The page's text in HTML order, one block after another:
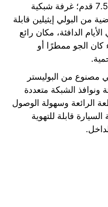
أشخاص مع ارتفاع يزيد عن 7.5 قدم؛ غرفة شبكية
مع أرضية من البولي إيثيلين قابلة
الدافئة، مكان رائع
كان الجو ممطرًا أو
مصنوع من البوليستر
ونوافذ الشبكة متعددة
الرائعة وسهولة الوصول
قابلة للتهوية